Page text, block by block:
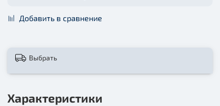
Добавить в сравнение
Выбрать
Характеристики